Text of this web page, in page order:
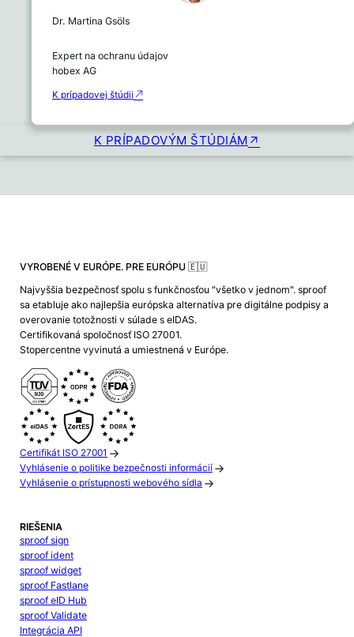
Marion Klotzberg
K prípadovej štúdii
Markus Schmidt
K prípadovej štúdii
Dr. Franz Burger
Konzultant Správa obsahu a spolupráca Energie AG
Oberösterreich
K prípadovej štúdii
Správca ľudských zdrojov
Daniel Nobis
Vedúci oddelenia IT
Súkromná lekárska univerzita Paracelsus
K prípadovej štúdii
Analena Aumüllerová
Produktový manažér
teleklinika
K prípadovej štúdii
Inžinier Michael Kalaus
Manažér predaja DMS/ECM
KYOCERA
K prípadovej štúdii
Dr. Martina Gsöls
Expert na ochranu údajov
hobex AG
K prípadovej štúdii
K PRÍPADOVÝM ŠTÚDIÁM
VYROBENÉ V EURÓPE. PRE EURÓPU 🇪🇺
Najvyššia bezpečnosť spolu s funkčnosťou "všetko v jednom". sproof
sa etabluje ako najlepšia európska alternatíva pre digitálne podpisy a
overovanie totožnosti v súlade s eIDAS.
Certifikovaná spoločnosť ISO 27001.
Stopercentne vyvinutá a umiestnená v Európe.
Certifikát ISO 27001
Vyhlásenie o politike bezpečnosti informácií
Vyhlásenie o prístupnosti webového sídla
RIEŠENIA
sproof sign
sproof ident
sproof widget
sproof Fastlane
sproof eID Hub
sproof Validate
Integrácia API